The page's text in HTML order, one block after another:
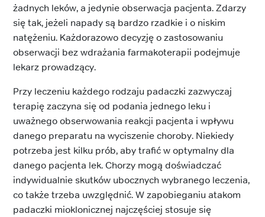
żadnych leków, a jedynie obserwacja pacjenta. Zdarzy
się tak, jeżeli napady są bardzo rzadkie i o niskim
natężeniu. Każdorazowo decyzję o zastosowaniu
obserwacji bez wdrażania farmakoterapii podejmuje
lekarz prowadzący.
Przy leczeniu każdego rodzaju padaczki zazwyczaj
terapię zaczyna się od podania jednego leku i
uważnego obserwowania reakcji pacjenta i wpływu
danego preparatu na wyciszenie choroby. Niekiedy
potrzeba jest kilku prób, aby trafić w optymalny dla
danego pacjenta lek. Chorzy mogą doświadczać
indywidualnie skutków ubocznych wybranego leczenia,
co także trzeba uwzględnić. W zapobieganiu atakom
padaczki mioklonicznej najczęściej stosuje się